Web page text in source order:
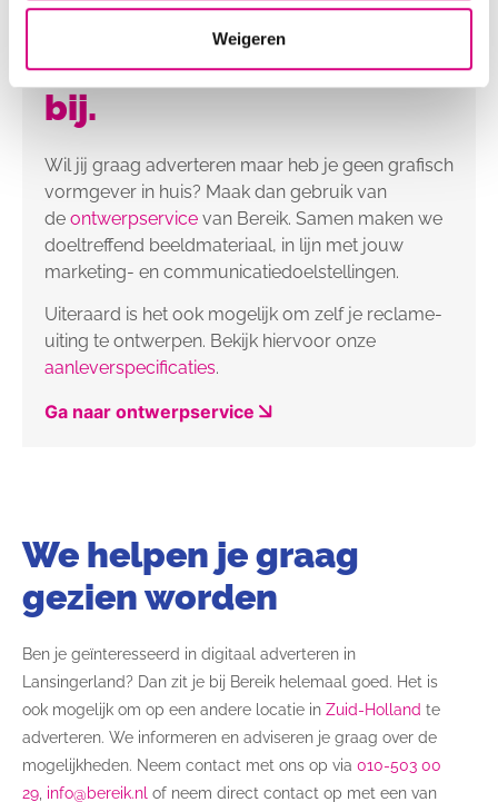
Weigeren
Een goed ontwerp,
daar helpen wij graag
bij.
Wil jij graag adverteren maar heb je geen grafisch
vormgever in huis? Maak dan gebruik van
de ontwerpservice van Bereik. Samen maken we
doeltreffend beeldmateriaal, in lijn met jouw
marketing- en communicatiedoelstellingen.
Uiteraard is het ook mogelijk om zelf je reclame-
uiting te ontwerpen. Bekijk hiervoor onze
aanleverspecificaties.
Ga naar ontwerpservice
We helpen je graag
gezien worden
Ben je geïnteresseerd in digitaal adverteren in
Lansingerland? Dan zit je bij Bereik helemaal goed. Het is
ook mogelijk om op een andere locatie in Zuid-Holland te
adverteren. We informeren en adviseren je graag over de
mogelijkheden. Neem contact met ons op via 010-503 00
29 info@bereik.nl of neem direct contact op met een van